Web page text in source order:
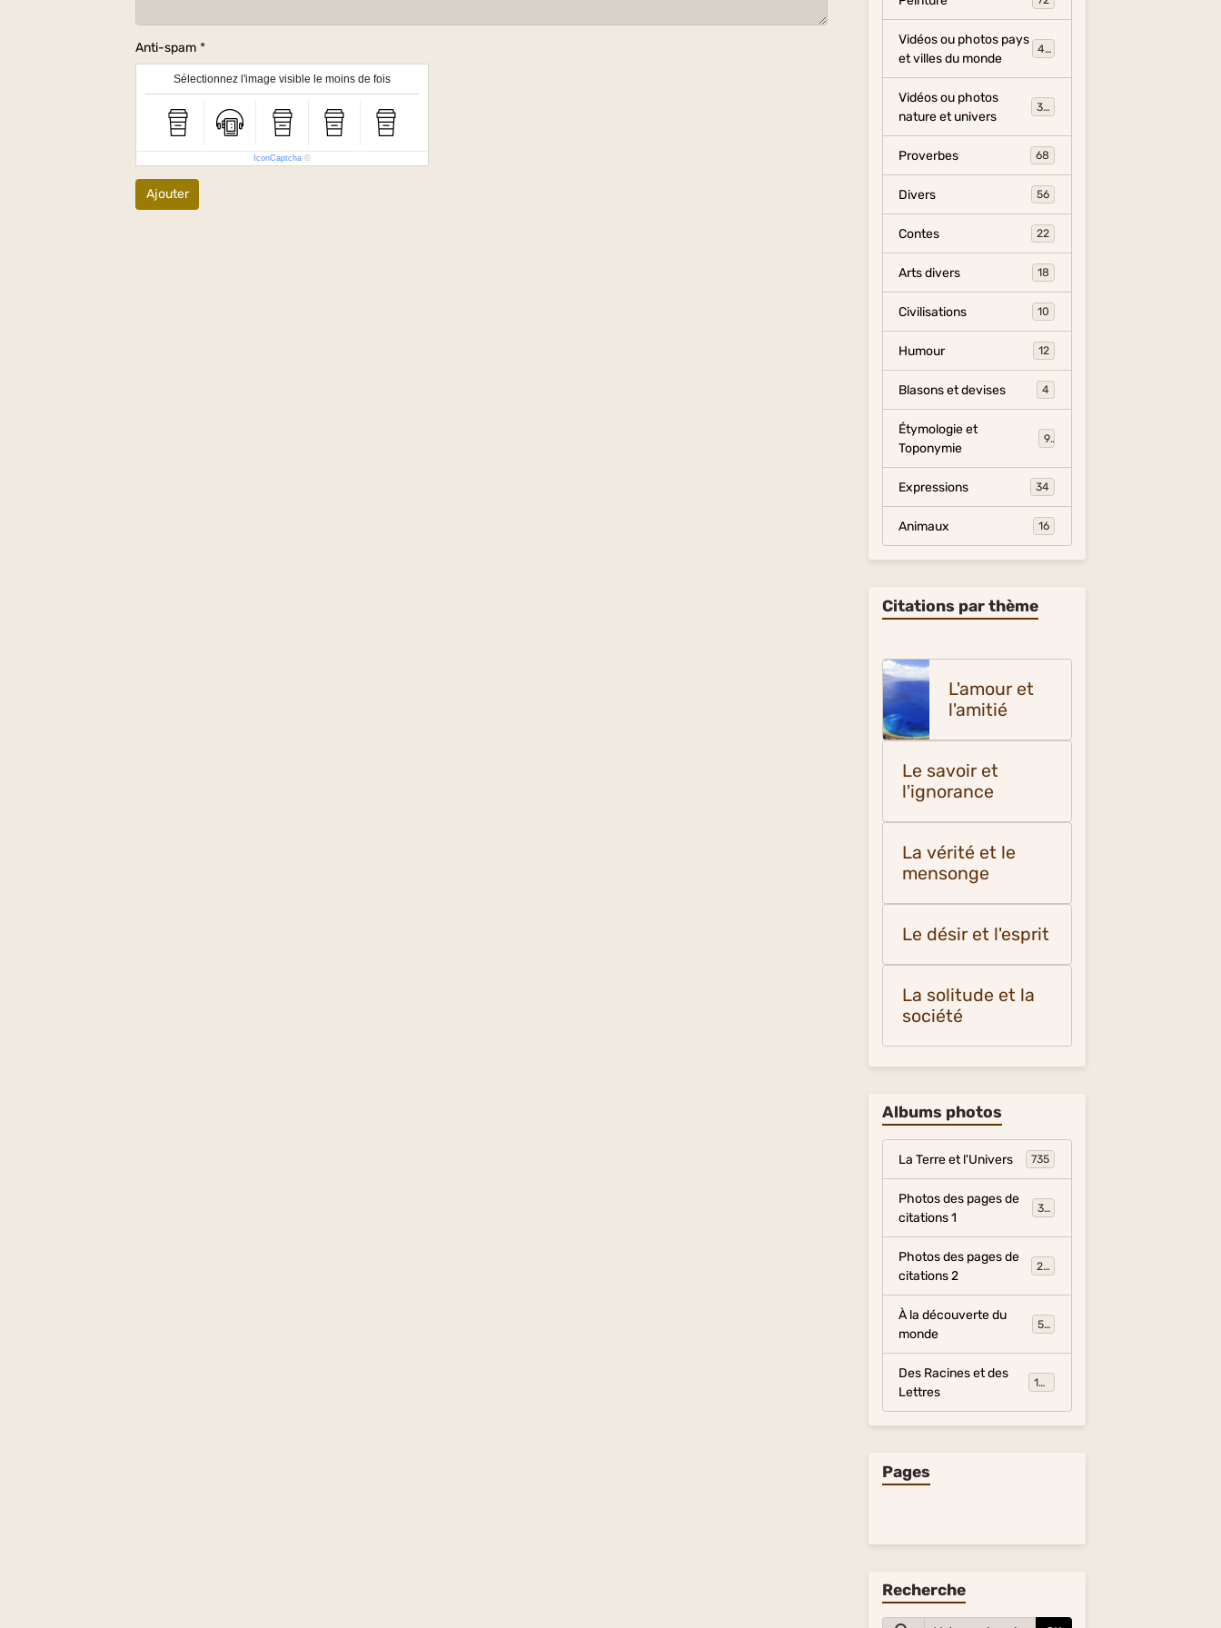
Anti-spam
Sélectionnez l'image visible le moins de fois
IconCaptcha ©
Ajouter
Vidéos ou photos pays
et villes du monde
454
Vidéos ou photos
nature et univers
325
Proverbes 68
Divers 56
Contes 22
Arts divers 18
Civilisations 10
Humour 12
Blasons et devises 4
Étymologie et
Toponymie
9
Expressions 34
Animaux 16
Citations par thème
L'amour et
l'amitié
Le savoir et
l'ignorance
La vérité et le
mensonge
Le désir et l'esprit
La solitude et la
société
Albums photos
La Terre et l'Univers 735
Photos des pages de
citations 1
317
Photos des pages de
citations 2
281
À la découverte du
monde
54
Des Racines et des
Lettres
134
Pages
Recherche